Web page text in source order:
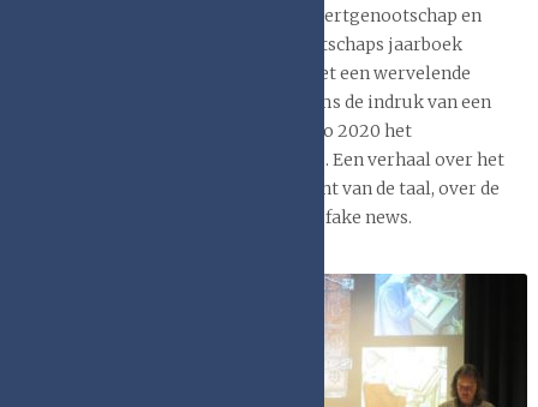
Sint-Niklaas, secretaris van het Reynaertgenootschap en
tevens hoofdredacteur van het genootschaps jaarboek
Tiecelijn, opende de serie lezingen met een wervelende
presentatie, waarbij de vele slides soms de indruk van een
film wekten. Hij liet zien hoe ook anno 2020 het
Reynaertverhaal nog steeds actueel is. Een verhaal over het
beestachtige in de mens, over de kracht van de taal, over de
leugen, de hypocrisie, de corruptie en fake news.